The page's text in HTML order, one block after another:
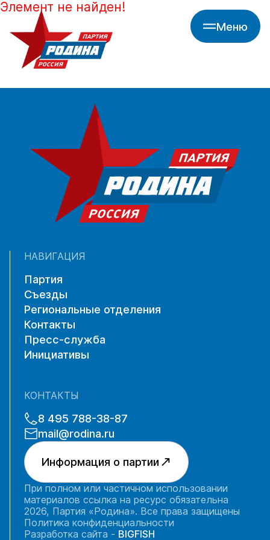
Меню
Элемент не найден!
НАВИГАЦИЯ
Партия
Съезды
Региональные отделения
Контакты
Пресс-служба
Инициативы
КОНТАКТЫ
8 495 788-38-87
mail@rodina.ru
Информация о партии
При полном или частичном использовании
материалов ссылка на ресурс обязательна
2026, Партия «Родина». Все права защищены
Политика конфиденциальности
Разработка сайта - BIGFISH